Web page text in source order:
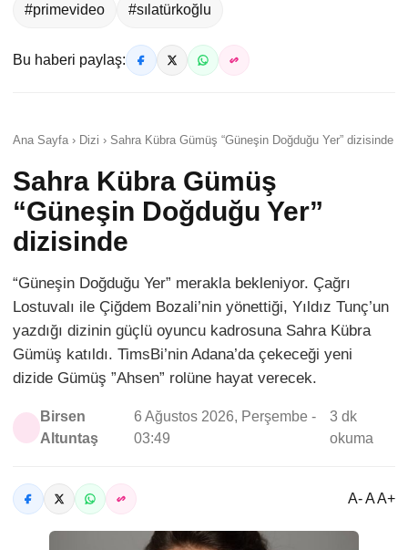
#primevideo #sılatürkoğlu
Bu haberi paylaş:
Ana Sayfa › Dizi › Sahra Kübra Gümüş “Güneşin Doğduğu Yer” dizisinde
Sahra Kübra Gümüş
“Güneşin Doğduğu Yer”
dizisinde
“Güneşin Doğduğu Yer” merakla bekleniyor. Çağrı
Lostuvalı ile Çiğdem Bozali’nin yönettiği, Yıldız Tunç’un
yazdığı dizinin güçlü oyuncu kadrosuna Sahra Kübra
Gümüş katıldı. TimsBi’nin Adana’da çekeceği yeni
dizide Gümüş ”Ahsen” rolüne hayat verecek.
Birsen
Altuntaş
6 Ağustos 2026, Perşembe -
03:49
3 dk
okuma
A- A A+